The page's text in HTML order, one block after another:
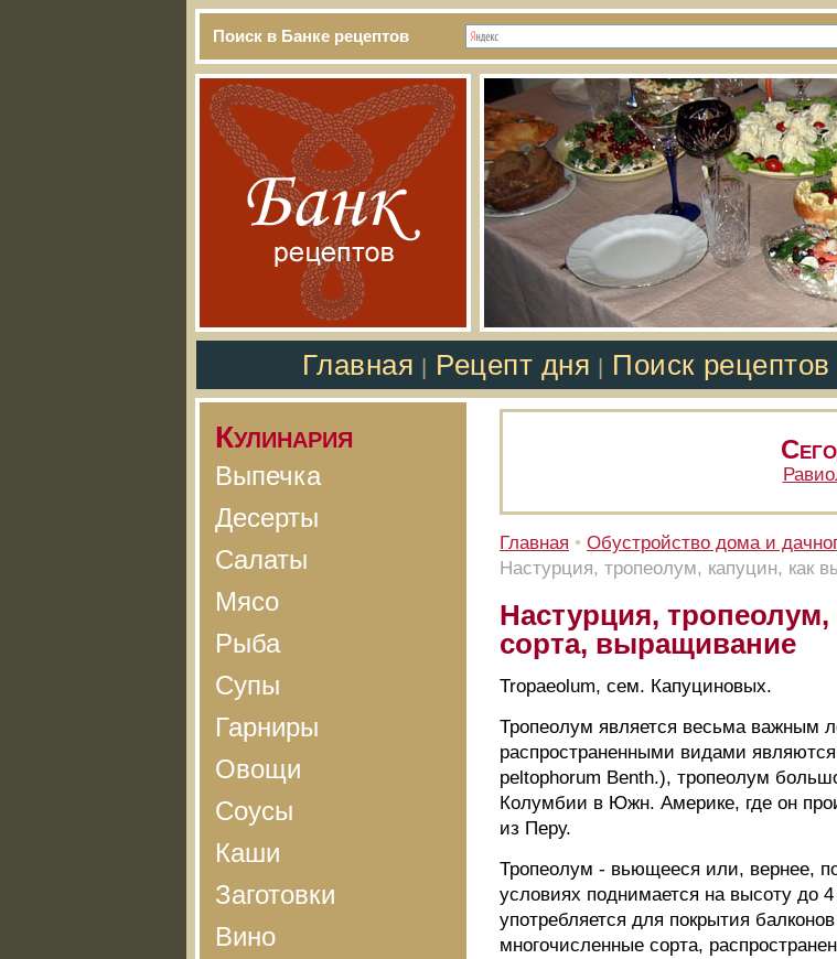
Поиск в Банке рецептов
Главная Рецепт дня Поиск
Кулинария
Выпечка
Десерты
Салаты
Мясо
Рыба
Супы
Гарниры
Овощи
Соусы
Каши
Заготовки
Вино
Главная • Обустройство дома и
Настурция, тропеолум, капуцин, как
Настурция,
сорта, выращивание
Tropaeolum, сем. Капуциновых.
Тропеолум является весьма важным
распространенными видами
peltophorum Benth.), тропеолум
Колумбии в Южн. Америке, где он
из Перу.
Тропеолум - вьющееся или, вернее,
условиях поднимается на высоту до
употребляется для покрытия
многочисленные сорта,